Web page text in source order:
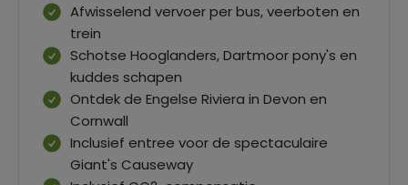
Afwisselend vervoer per bus, veerboten en
trein
Schotse Hooglanders, Dartmoor pony's en
kuddes schapen
Ontdek de Engelse Riviera in Devon en
Cornwall
Inclusief entree voor de spectaculaire
Giant's Causeway